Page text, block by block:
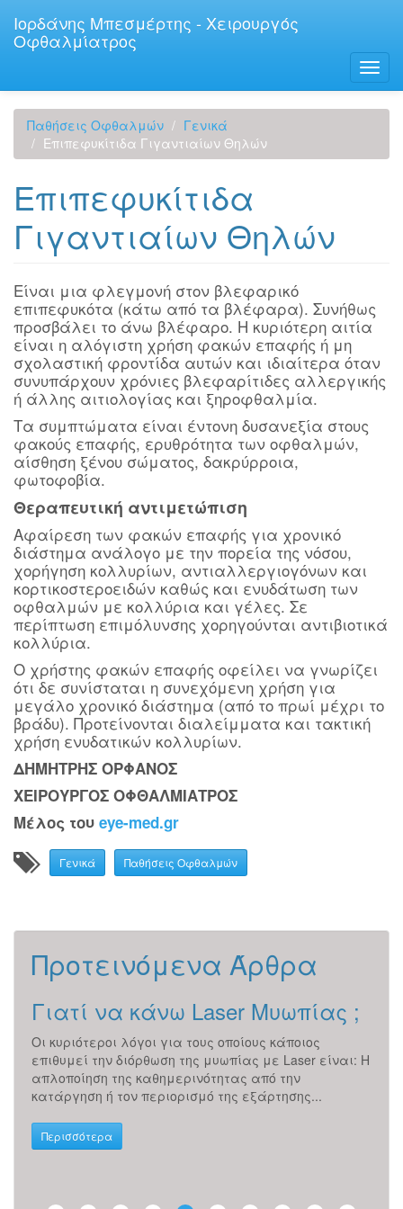
προς
Ιορδάνης Μπεσμέρτης - Χειρουργός
Οφθαλμίατρος
Παθήσεις Οφθαλμών
Γενικά
Επιπεφυκίτιδα Γιγαντιαίων Θηλών
Επιπεφυκίτιδα
Γιγαντιαίων Θηλών
Είναι μια φλεγμονή στον βλεφαρικό
επιπεφυκότα (κάτω από τα βλέφαρα). Συνήθως
προσβάλει το άνω βλέφαρο. Η κυριότερη αιτία
είναι η αλόγιστη χρήση φακών επαφής ή μη
σχολαστική φροντίδα αυτών και ιδιαίτερα όταν
συνυπάρχουν χρόνιες βλεφαρίτιδες αλλεργικής
ή άλλης αιτιολογίας και ξηροφθαλμία.
Τα συμπτώματα είναι έντονη δυσανεξία στους
φακούς επαφής, ερυθρότητα των οφθαλμών,
αίσθηση ξένου σώματος, δακρύρροια,
φωτοφοβία.
Θεραπευτική αντιμετώπιση
Αφαίρεση των φακών επαφής για χρονικό
διάστημα ανάλογο με την πορεία της νόσου,
χορήγηση κολλυρίων, αντιαλλεργιογόνων και
κορτικοστεροειδών καθώς και ενυδάτωση των
οφθαλμών με κολλύρια και γέλες. Σε
περίπτωση επιμόλυνσης χορηγούνται αντιβιοτικά
κολλύρια.
Ο χρήστης φακών επαφής οφείλει να γνωρίζει
ότι δε συνίσταται η συνεχόμενη χρήση για
μεγάλο χρονικό διάστημα (από το πρωί μέχρι το
βράδυ). Προτείνονται διαλείμματα και τακτική
χρήση ενυδατικών κολλυρίων.
ΔΗΜΗΤΡΗΣ ΟΡΦΑΝΟΣ
ΧΕΙΡΟΥΡΓΟΣ ΟΦΘΑΛΜΙΑΤΡΟΣ
Μέλος του eye-med.gr
Γενικά Παθήσεις Οφθαλμών
Προτεινόμενα Άρθρα
Γιατί να κάνω Laser Μυωπίας ;
Οι κυριότεροι λόγοι για τους οποίους κάποιος
επιθυμεί την διόρθωση της μυωπίας με Laser είναι: Η
απλοποίηση της καθημερινότητας από την
κατάργηση ή τον περιορισμό της εξάρτησης...
Περισσότερα